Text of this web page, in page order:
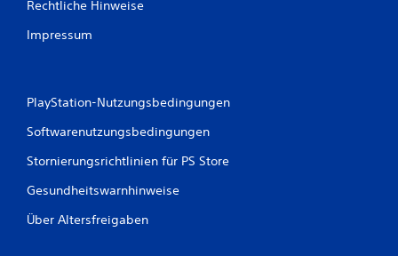
Rechtliche Hinweise
Impressum
PlayStation-Nutzungsbedingungen
Softwarenutzungsbedingungen
Stornierungsrichtlinien für PS Store
Gesundheitswarnhinweise
Über Altersfreigaben